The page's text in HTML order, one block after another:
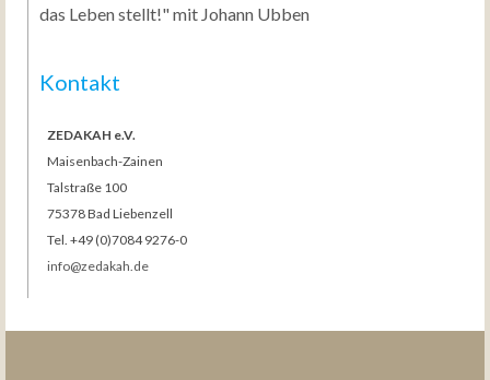
das Leben stellt!" mit Johann Ubben
Kontakt
ZEDAKAH e.V.
Maisenbach-Zainen
Talstraße 100
75378 Bad Liebenzell
Tel. +49 (0)7084 9276-0
info@zedakah.de